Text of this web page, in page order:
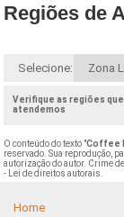
Regiões de
Selecione: Zona
Verifique as regiões que
atendemos
O conteúdo do texto "Coffee
reservado. Sua reprodução,
autorização do autor. Crime
- Lei de direitos autorais
Home